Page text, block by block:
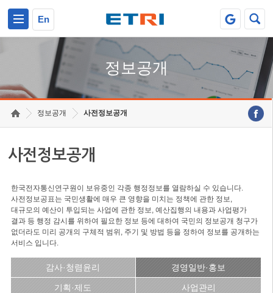
En
정보공개
정보공개 사전정보공개
사전정보공개
한국전자통신연구원이 보유중인 각종 행정정보를 열람하실 수 있습니다.
사전정보공표는 국민생활에 매우 큰 영향을 미치는 정책에 관한 정보,
대규모의 예산이 투입되는 사업에 관한 정보, 예산집행의 내용과 사업평가
결과 등 행정 감시를 위하여 필요한 정보 등에 대하여 국민의 정보공개 청구가
없더라도 미리 공개의 구체적 범위, 주기 및 방법 등을 정하여 정보를 공개하는
서비스 입니다.
감사·청렴윤리 경영일반·홍보
기획·제도 사업관리